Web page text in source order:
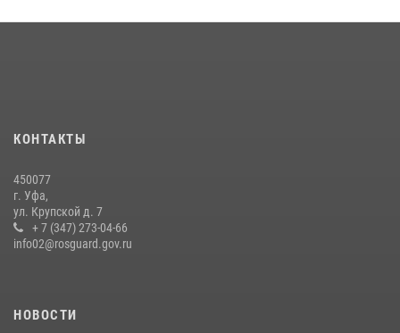
В Башкортостане спецподразделения Росгвардии отработали
навыки беспарашютного десантирования
28 июля 2026, 11:10
КОНТАКТЫ
450077
г. Уфа,
ул. Крупской д. 7
+ 7 (347) 273-04-66
info02@rosguard.gov.ru
НОВОСТИ